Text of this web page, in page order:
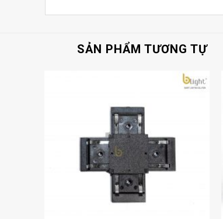
SẢN PHẨM TƯƠNG TỰ